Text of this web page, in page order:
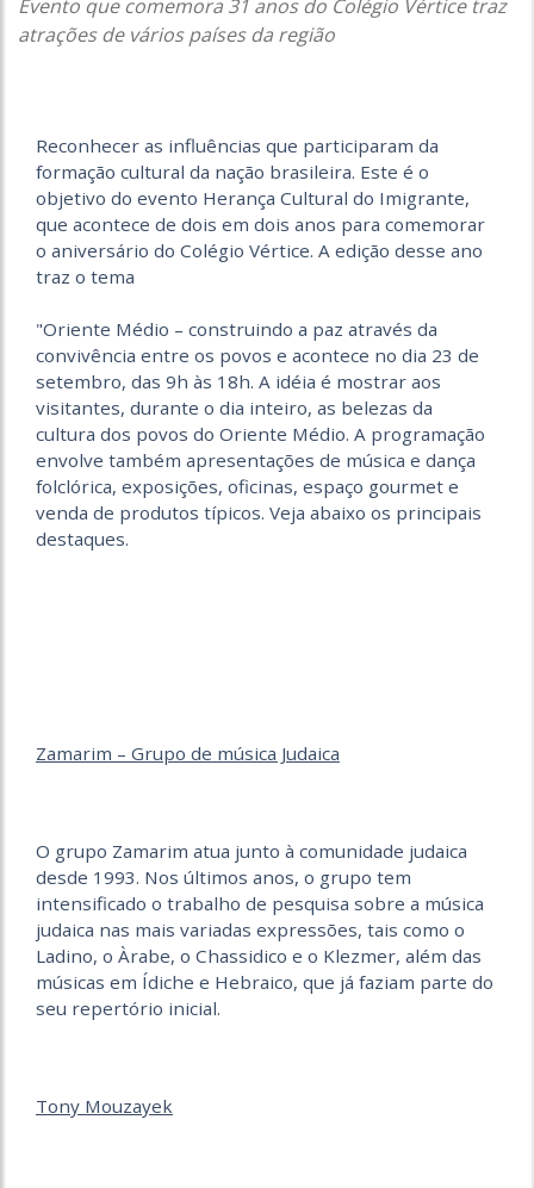
Evento que comemora 31 anos do Colégio Vértice traz
atrações de vários países da região
Reconhecer as influências que participaram da
formação cultural da nação brasileira. Este é o
objetivo do evento Herança Cultural do Imigrante,
que acontece de dois em dois anos para comemorar
o aniversário do Colégio Vértice. A edição desse ano
traz o tema
"Oriente Médio – construindo a paz através da
convivência entre os povos e acontece no dia 23 de
setembro, das 9h às 18h. A idéia é mostrar aos
visitantes, durante o dia inteiro, as belezas da
cultura dos povos do Oriente Médio. A programação
envolve também apresentações de música e dança
folclórica, exposições, oficinas, espaço gourmet e
venda de produtos típicos. Veja abaixo os principais
destaques.
Zamarim – Grupo de música Judaica
O grupo Zamarim atua junto à comunidade judaica
desde 1993. Nos últimos anos, o grupo tem
intensificado o trabalho de pesquisa sobre a música
judaica nas mais variadas expressões, tais como o
Ladino, o Àrabe, o Chassidico e o Klezmer, além das
músicas em Ídiche e Hebraico, que já faziam parte do
seu repertório inicial.
Tony Mouzayek